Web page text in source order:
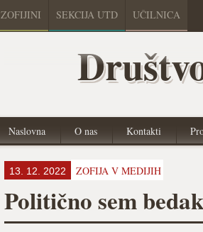
ZOFIJINI SEKCIJA UTD UČILNICA
Naslovna O nas Kontakti
13. 12. 2022 ZOFIJA V MEDIJIH
Politično sem